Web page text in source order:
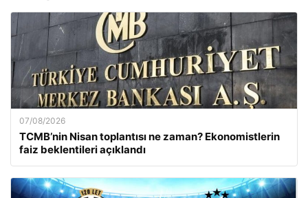
07/08/2026
TCMB’nin Nisan toplantısı ne zaman? Ekonomistlerin
faiz beklentileri açıklandı